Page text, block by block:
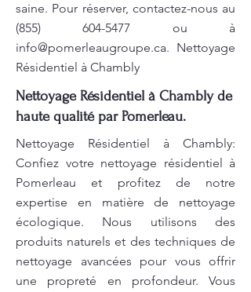
saine. Pour réserver, contactez-nous au
(855) 604-5477 ou à
info@pomerleaugroupe.ca. Nettoyage
Résidentiel à Chambly
Nettoyage Résidentiel à Chambly de
haute qualité par Pomerleau.
Nettoyage Résidentiel à Chambly:
Confiez votre nettoyage résidentiel à
Pomerleau et profitez de notre
expertise en matière de nettoyage
écologique. Nous utilisons des
produits naturels et des techniques de
nettoyage avancées pour vous offrir
une propreté en profondeur. Vous